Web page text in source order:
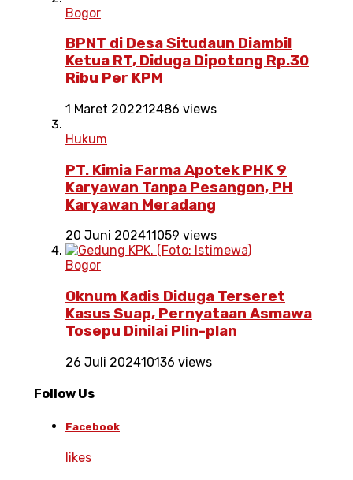
Bogor
BPNT di Desa Situdaun Diambil
Ketua RT, Diduga Dipotong Rp.30
Ribu Per KPM
1 Maret 202212486 views
Hukum
PT. Kimia Farma Apotek PHK 9
Karyawan Tanpa Pesangon, PH
Karyawan Meradang
20 Juni 202411059 views
Bogor
Oknum Kadis Diduga Terseret
Kasus Suap, Pernyataan Asmawa
Tosepu Dinilai Plin-plan
26 Juli 202410136 views
Follow Us
Facebook
likes